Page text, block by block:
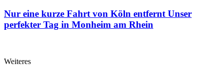
Nur eine kurze Fahrt von Köln entfernt Unser
perfekter Tag in Monheim am Rhein
Weiteres